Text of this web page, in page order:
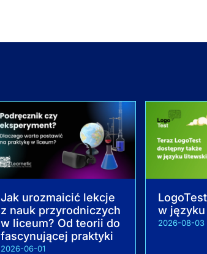
Jak urozmaicić lekcje
z nauk przyrodniczych
w liceum? Od teorii do
fascynującej praktyki
2026-06-01
w
2026-08-03